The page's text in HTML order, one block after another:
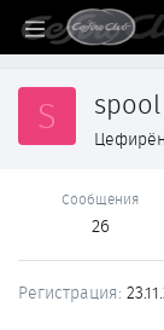
S spool
Сообщения
26
Регистрация